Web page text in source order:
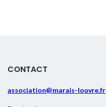
CONTACT
association@marais-louvre.fr